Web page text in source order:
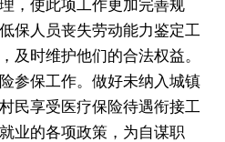
，使此项工作更加完善规
保人员丧失劳动能力鉴定工
及时维护他们的合法权益。
参保工作。做好未纳入城镇
民享受医疗保险待遇衔接工
业的各项政策，为自谋职